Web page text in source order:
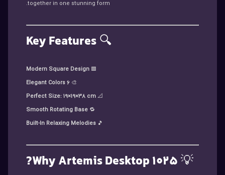
together in one stunning form.
🔍
Key Features
🟥
Modern Square Design
🎨
6 Elegant Colors
📐
Perfect Size: 19×19×38 cm
🔁
Smooth Rotating Base
🎵
Built-In Relaxing Melodies
💡
Why Artemis Desktop 1025?